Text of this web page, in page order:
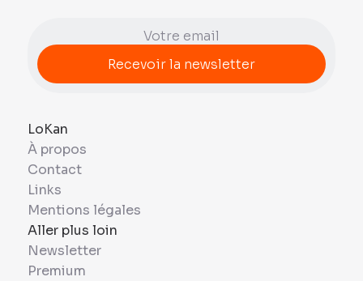
LoKan
À propos
Contact
Links
Mentions légales
Aller plus loin
Newsletter
Premium